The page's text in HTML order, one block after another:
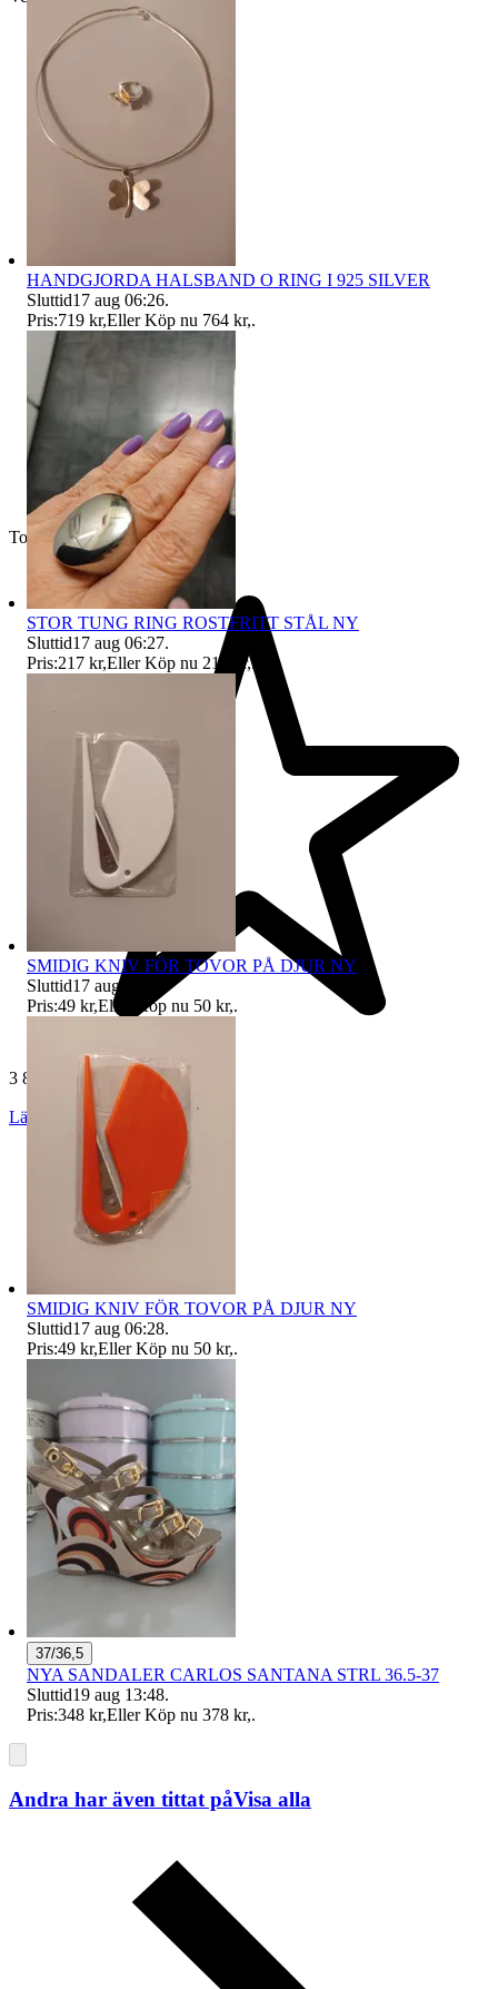
Toppsäljare
3 814 omdömen
Läs omdömen
HANDGJORDA HALSBAND O RING I 925 SILVER
Sluttid17 aug 06:26.
Pris:719 kr,Eller Köp nu 764 kr,.
STOR TUNG RING ROSTFRITT STÅL NY
Sluttid17 aug 06:27.
Pris:217 kr,Eller Köp nu 218 kr,.
SMIDIG KNIV FÖR TOVOR PÅ DJUR NY
Sluttid17 aug 06:28
Pris:49 kr,Eller Köp nu 50 kr,.
SMIDIG KNIV FÖR TOVOR PÅ DJUR NY
Sluttid17 aug 06:28.
Pris:49 kr,Eller Köp nu 50 kr,.
37/36,5
NYA SANDALER CARLOS SANTANA STRL 36.5-37
Sluttid19 aug 13:48.
Pris:348 kr,Eller Köp nu 378 kr,.
Andra har även tittat påVisa alla